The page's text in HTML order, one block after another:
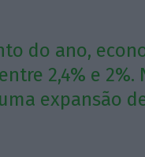
do ano,
2,4% e 2%.
expansão